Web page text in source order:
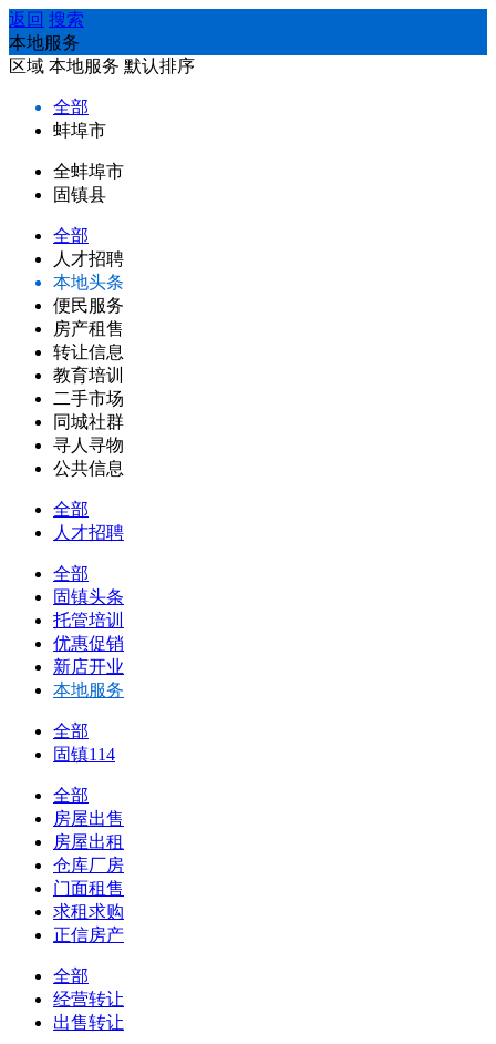
返回 搜索
本地服务
区域 本地服务 默认排序
全部
蚌埠市
全蚌埠市
固镇县
全部
人才招聘
本地头条
便民服务
房产租售
转让信息
教育培训
二手市场
同城社群
寻人寻物
公共信息
全部
人才招聘
全部
固镇头条
托管培训
优惠促销
新店开业
本地服务
全部
固镇114
全部
房屋出售
房屋出租
仓库厂房
门面租售
求租求购
正信房产
全部
经营转让
出售转让